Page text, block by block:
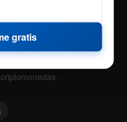
gratis